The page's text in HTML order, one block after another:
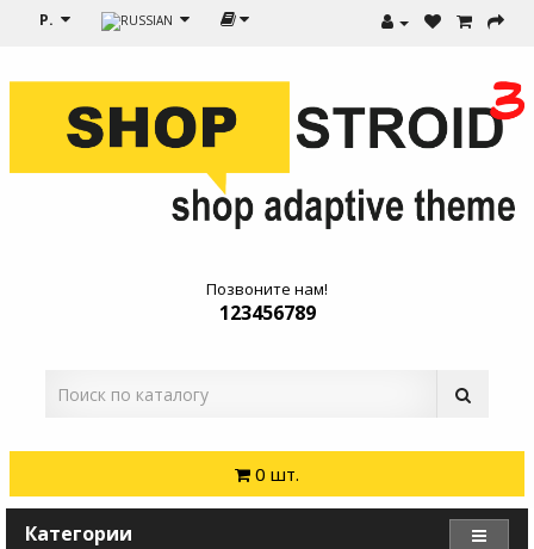
Р.
Позвоните нам!
123456789
0 шт.
Категории